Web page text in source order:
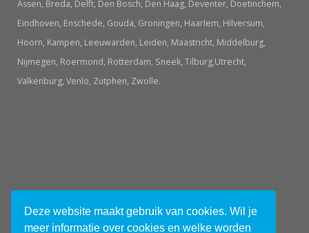
Deze website maakt gebruik van cookies. Wil je
meer informatie over cookies en welke worden
Assen, Breda, Delft, Den Bosch, Den Haag, Deventer, Doetinchem,
Eindhoven, Enschede, Gouda, Groningen, Haarlem, Hilversum,
Hoorn, Kampen, Leeuwarden, Leiden, Maastricht, Middelburg,
Nijmegen, Roermond, Rotterdam, Sneek, Tilburg,Utrecht,
Valkenburg, Venlo, Zutphen, Zwolle.